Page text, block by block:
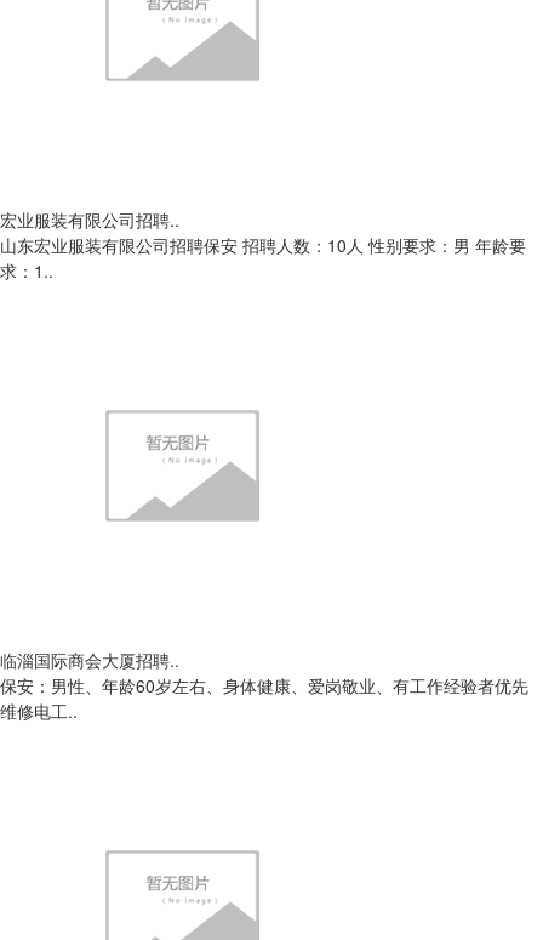
宏业服装有限公司招聘..
山东宏业服装有限公司招聘保安 招聘人数：10人 性别要求：男 年龄要
求：1..
临淄国际商会大厦招聘..
保安：男性、年龄60岁左右、身体健康、爱岗敬业、有工作经验者优先
维修电工..